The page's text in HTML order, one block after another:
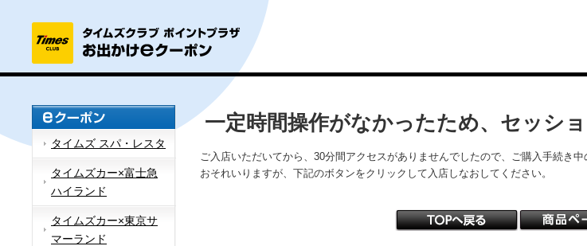
タイムズ スパ・レスタ
タイムズカー×富士急
ハイランド
タイムズカー×東京サ
マーランド
一定時間操作がなかったため、セッシ
ご入店いただいてから、30分間アクセスがありませんでしたので、ご購入手続き中
おそれいりますが、下記のボタンをクリックして入店しなおしてください。